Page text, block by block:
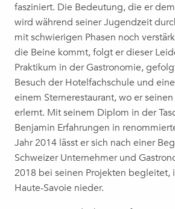
fasziniert. Die Bedeutung, die er
wird während seiner Jugendzeit
mit schwierigen Phasen noch
die Beine kommt, folgt er dieser
Praktikum in der Gastronomie,
Besuch der Hotelfachschule und
einem Sternerestaurant, wo er
erlernt. Mit seinem Diplom in der
Benjamin Erfahrungen in
Jahr 2014 lässt er sich nach einer
Schweizer Unternehmer und
2018 bei seinen Projekten begleitet,
Haute-Savoie nieder.